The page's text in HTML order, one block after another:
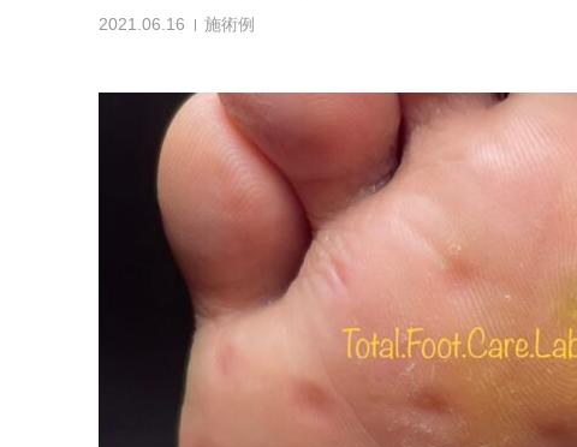
2021.06.16 施術例